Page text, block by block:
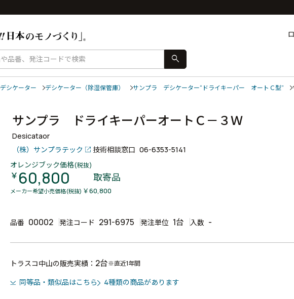
search
デシケーター デシケーター（除湿保管庫） サンプラ デシケーター“ドライキーパー オートＣ型”
サンプラ ドライキーパーオートＣ－３Ｗ
Desicataor
（株）サンプラテック
技術相談窓口 06-6353-5141
オレンジブック価格(税抜)
￥ 60,800 取寄品
メーカー希望小売価格(税抜) ￥60,800
品番 00002 発注コード 291-6975 発注単位 1台 入数 -
トラスコ中山の販売実績： 2台※直近1年間
同等品・類似品はこちら 4種類の商品があります